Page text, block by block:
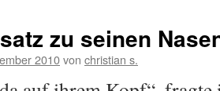
zu seinen
2010von christian s.